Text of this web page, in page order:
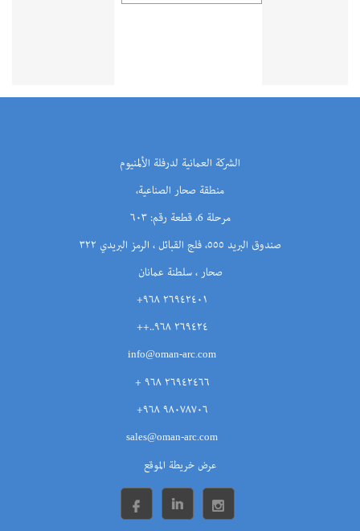
الشركة العمانية لدرفلة الألمنيوم
منطقة صحار الصناعية،
مرحلة 6، قطعة رقم: ٦٠٣
صندوق البريد ٥٥٥، فلج القبائل ، الرمز البريدي ٣٢٢
صحار ، سلطنة عمانان
٢٦٩٤٢٤٠١ ٩٦٨+
٢٦٩٤٢٤ ٩٦٨..++
info@oman-arc.com
٢٦٩٤٢٤٦٦ ٩٦٨ +
٩٨٠٧٨٧٠٦ ٩٦٨+
sales@oman-arc.com
عرض خريطة الموقع